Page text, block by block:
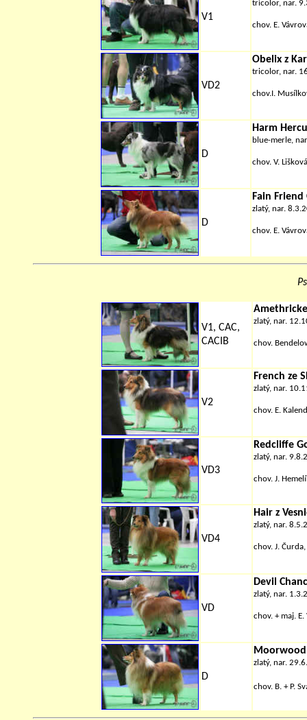
V1
tricolor, nar.
chov. E.
VD2
Obelix z
tricolor, nar.
chov.I.
D
Harm
blue-merle,
chov. V.
D
Fain Friend
zlatý, nar.
chov. E.
V1, CAC,
CACIB
zlatý, nar.
chov.
V2
French ze
zlatý, nar.
chov. E.
VD3
Redcliffe
zlatý, nar.
chov. J.
VD4
Hair z
zlatý, nar.
chov. J. Čurda,
VD
Devil
zlatý, nar.
chov. + maj. E.
D
Moorwood
zlatý, nar.
chov. B. + P.